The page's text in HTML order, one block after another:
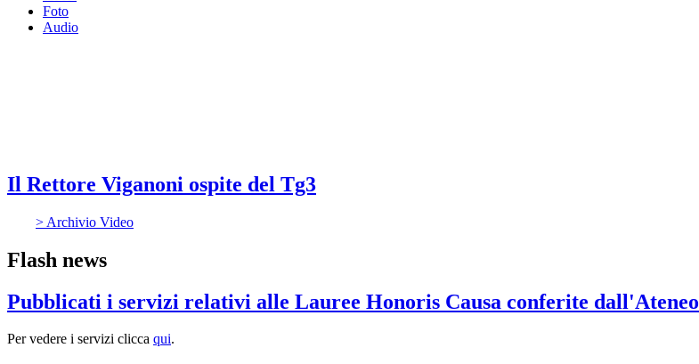
Foto
Audio
Il Rettore Viganoni ospite del Tg3
> Archivio Video
Flash news
Pubblicati i servizi relativi alle Lauree Honoris Causa conferite dall'Ateneo
Per vedere i servizi clicca qui.